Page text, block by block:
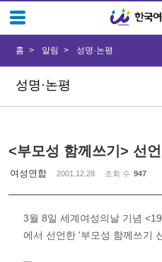
성명·논평
홈 알림 성명·논평
<부모성 함께쓰기> 선
여성연합 2001.12.28 조회 수 947
3월 8일 세계여성의날 기념
에서 선언한 '부모성 함께쓰기